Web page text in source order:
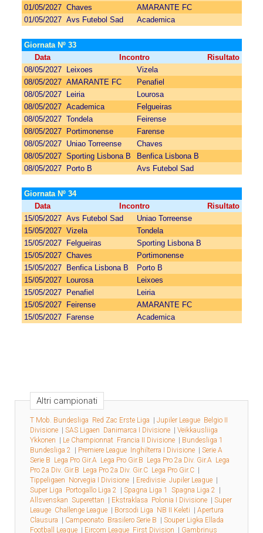
01/05/2027 Chaves
AMARANTE FC
01/05/2027 Avs Futebol Sad Academica
Giornata Nº 33
Data
Incontro
Risultato
08/05/2027
Leixoes
Vizela
08/05/2027 AMARANTE FC
Penafiel
08/05/2027
Leiria
Lourosa
08/05/2027 Academica
Felgueiras
08/05/2027 Tondela
Feirense
08/05/2027
Portimonense
Farense
08/05/2027
Uniao Torreense
Chaves
08/05/2027 Sporting Lisbona B
Benfica Lisbona B
08/05/2027
Porto B Avs Futebol Sad
Giornata Nº 34
Data
Incontro
Risultato
15/05/2027 Avs Futebol Sad
Uniao Torreense
15/05/2027 Vizela
Tondela
15/05/2027
Felgueiras
Sporting Lisbona B
15/05/2027 Chaves
Portimonense
15/05/2027
Benfica Lisbona B
Porto B
15/05/2027
Lourosa
Leixoes
15/05/2027
Penafiel
Leiria
15/05/2027
Feirense
AMARANTE FC
15/05/2027
Farense Academica
Altri campionati
T Mob. Bundesliga Red Zac Erste Liga | Jupiler League Belgio II
Divisione | SAS Ligaen Danimarca I Divisione | Veikkausliiga
Ykkonen | Le Championnat Francia II Divisione | Bundesliga 1
Bundesliga 2
| Premiere League Inghilterra I Divisione | Serie A
Serie B Lega Pro Gir.A Lega Pro Gir.B Lega Pro 2a Div. Gir.A Lega
Pro 2a Div. Gir.B Lega Pro 2a Div. Gir.C Lega Pro Gir.C |
Tippeligaen Norvegia I Divisione | Eredivisie Jupiler League |
Super Liga Portogallo Liga 2 | Spagna Liga 1 Spagna Liga 2
|
Allsvenskan Superettan | Ekstraklasa Polonia I Divisione | Super
Leauge Challenge League | Borsodi Liga NB II Keleti | Apertura
Clausura | Campeonato Brasilero Serie B | Souper Ligka Ellada
Football League | Eircom League First Division | Gambrinus